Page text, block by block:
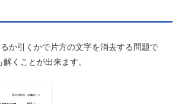
か引くかで片方の文字を消去する問題で
くことが出来ます。